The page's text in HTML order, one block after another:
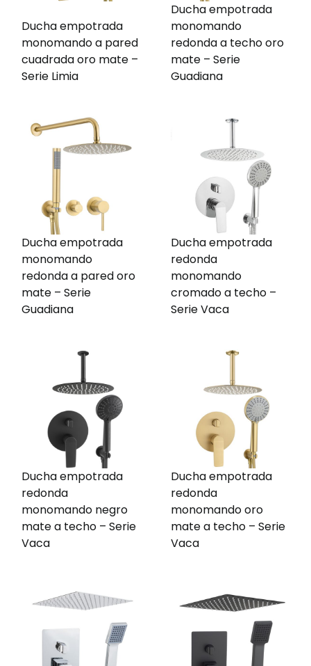
Ducha empotrada
monomando a pared
cuadrada oro mate –
Serie Limia
Ducha empotrada
monomando
redonda a techo oro
mate – Serie
Guadiana
Ducha empotrada
monomando
redonda a pared oro
mate – Serie
Guadiana
Ducha empotrada
redonda
monomando
cromado a techo –
Serie Vaca
Ducha empotrada
redonda
monomando negro
mate a techo – Serie
Vaca
Ducha empotrada
redonda
monomando oro
mate a techo – Serie
Vaca